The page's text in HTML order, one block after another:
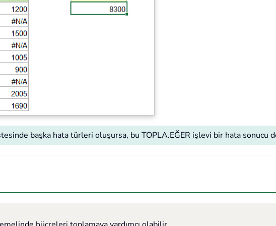
başka hata türleri oluşursa, bu TOPLA.EĞER işlevi bir hata sonucu